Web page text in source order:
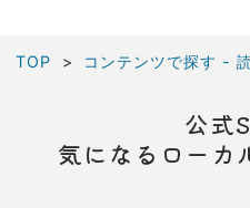
TOP コンテンツで探す -
公式
気になるローカ